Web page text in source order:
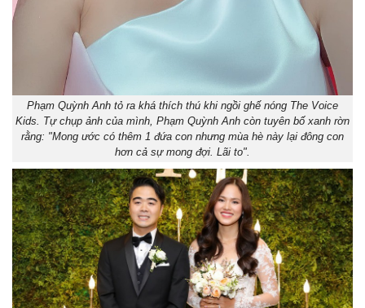
Phạm Quỳnh Anh tỏ ra khá thích thú khi ngồi ghế nóng The Voice
Kids. Tự chụp ảnh của mình, Phạm Quỳnh Anh còn tuyên bố xanh rờn
rằng: "Mong ước có thêm 1 đứa con nhưng mùa hè này lại đông con
hơn cả sự mong đợi. Lãi to".